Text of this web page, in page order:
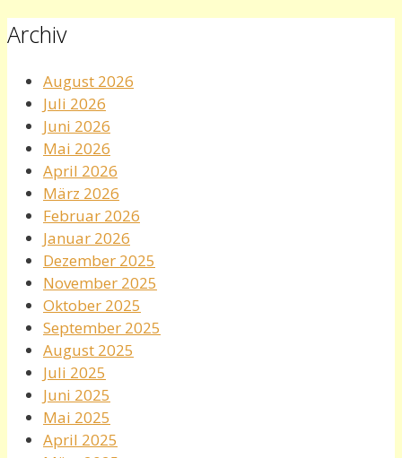
Archiv
August 2026
Juli 2026
Juni 2026
Mai 2026
April 2026
März 2026
Februar 2026
Januar 2026
Dezember 2025
November 2025
Oktober 2025
September 2025
August 2025
Juli 2025
Juni 2025
Mai 2025
April 2025